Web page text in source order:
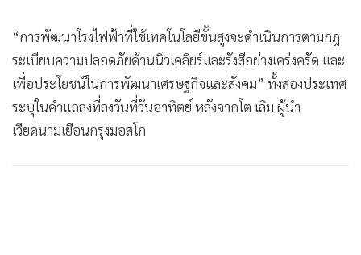
• Motoring
• เกม
• วิทยาศาสตร์
• SMEs
• หุ้น
• อินโดจีน
“การพัฒนาโรงไฟฟ้าที่ใช้เทคโนโลยีขั้นสูงจะดำเนินการตามกฎ
ระเบียบความปลอดภัยด้านนิวเคลียร์และรังสีอย่างเคร่งครัด และ
เพื่อประโยชน์ในการพัฒนาเศรษฐกิจและสังคม” ทั้งสองประเทศ
ระบุในคำแถลงที่ลงวันที่วันอาทิตย์ หลังจากโต เลิม ผู้นำ
เวียดนามเยือนกรุงมอสโก